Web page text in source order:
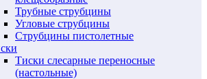
Трубные струбцины
Угловые струбцины
Струбцины пистолетные
Тиски слесарные переносные
(настольные)